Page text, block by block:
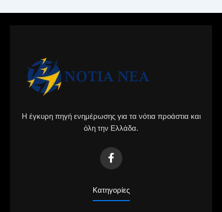
Η έγκυρη πηγή ενημέρωσης για τα νότια προάστια και
όλη την Ελλάδα.
Κατηγορίες